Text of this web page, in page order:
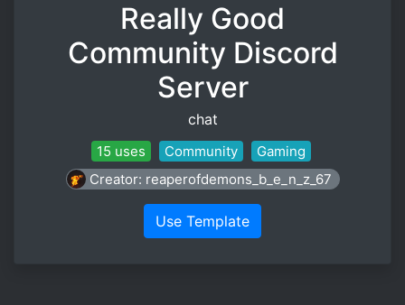
Really Good
Community Discord
Server
chat
15 uses Community
Gaming
Creator: reaperofdemons_b_e_n_z_67
Use Template